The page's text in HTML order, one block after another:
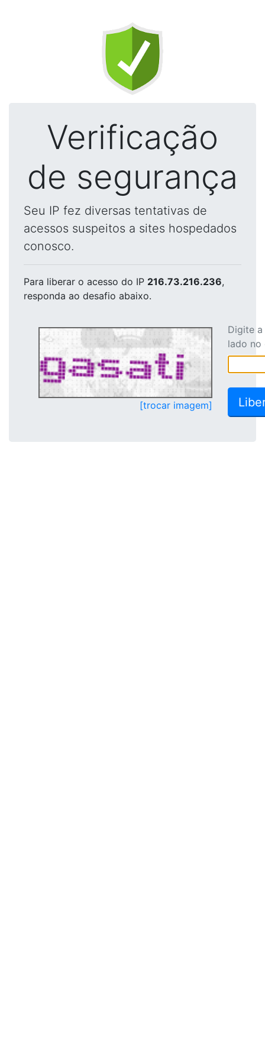
Verificação
de segurança
Seu IP fez diversas tentativas de
acessos suspeitos a sites hospedados
conosco.
Para liberar o acesso do IP 216.73.216.236,
responda ao desafio abaixo.
[trocar imagem]
Digite
lado no